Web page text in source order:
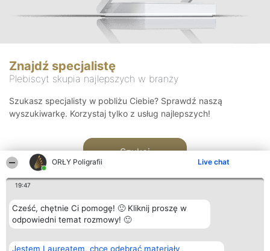
ORŁY Poligrafii Live chat
19:47
Cześć, chętnie Ci pomogę! 🙂 Kliknij proszę w
odpowiedni temat rozmowy! 🙂
Jestem Laureatem, chcę odebrać materiały
Znajdź specjalistę
Plebiscyt skupia najlepszych w branży
Szukasz specjalisty w pobliżu Ciebie? Sprawdź naszą
wyszukiwarkę. Korzystaj tylko z usług najlepszych!
Szukaj
Organizator plebiscytu
Bright Side Solutions sp. z o.
Plebiscyt
Laureaci
Kontakt
Kontakt